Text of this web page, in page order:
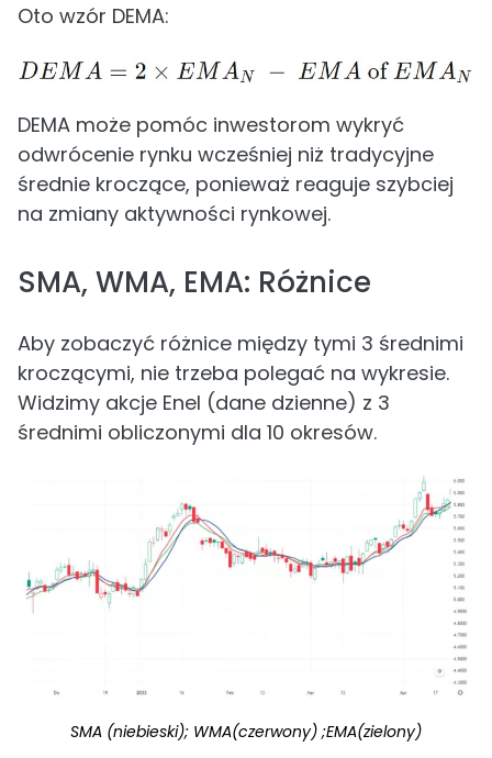
Oto wzór DEMA:
DEMA może pomóc inwestorom wykryć
odwrócenie rynku wcześniej niż tradycyjne
średnie kroczące, ponieważ reaguje szybciej
na zmiany aktywności rynkowej.
SMA, WMA, EMA: Różnice
Aby zobaczyć różnice między tymi 3 średnimi
kroczącymi, nie trzeba polegać na wykresie.
Widzimy akcje Enel (dane dzienne) z 3
średnimi obliczonymi dla 10 okresów.
SMA (niebieski); WMA(czerwony) ;EMA(zielony)